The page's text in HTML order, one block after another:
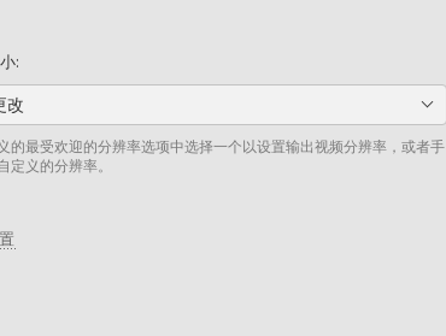
:
改
的最受欢迎的分辨率选项中选择一个以设置输出视频分辨率，或者手
定义的分辨率。